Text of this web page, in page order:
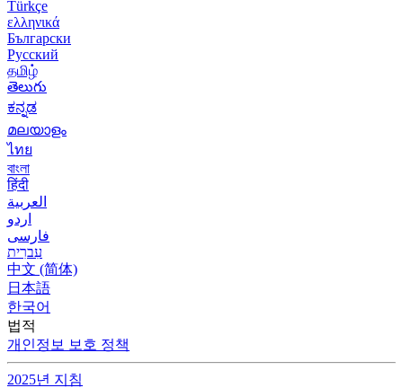
Türkçe
ελληνικά
Български
Русский
தமிழ்
తెలుగు
ಕನ್ನಡ
മലയാളം
ไทย
বাংলা
हिंदी
العربية
اردو
فارسی
עִברִית
中文 (简体)
日本語
한국어
법적
개인정보 보호 정책
2025년 지침